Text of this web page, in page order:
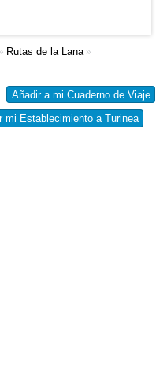
» Rutas de la Lana»
Añadir a mi Cuaderno de Viaje
mi Establecimiento a Turinea